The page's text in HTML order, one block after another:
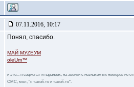
07.11.2016, 10:17
Понял, спасибо.
МАЙ МУZЕУМ
oleUm™
и это... я социопат и параноик, на звонки с незнакомых номеров не
СМС, мол, "я такой-то и такой-то".